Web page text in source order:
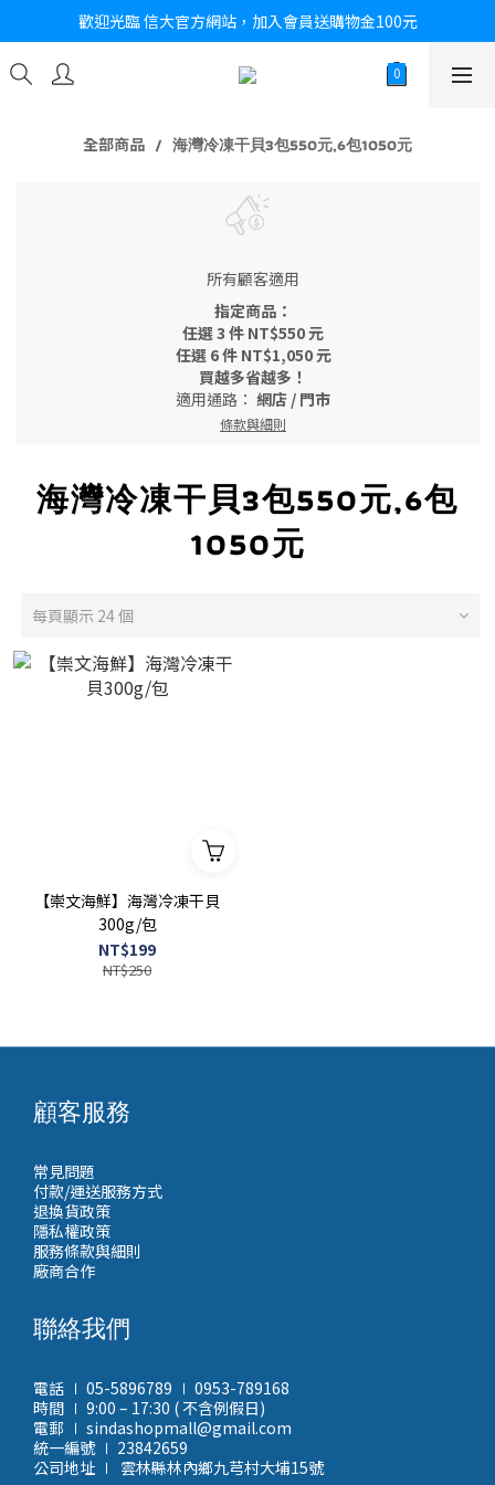
歡迎光臨 信大官方網站，加入會員送購物金100元
全部商品 海灣冷凍干貝3包550元,6包1050元
所有顧客適用
指定商品：
任選 3 件 NT$550 元
任選 6 件 NT$1,050 元
買越多省越多！
適用通路： 網店 / 門市
條款與細則
海灣冷凍干貝3包550元,6包
1050元
每頁顯示 24 個
【崇文海鮮】海灣冷凍干貝
300g/包
NT$199
NT$250
顧客服務
常見問題
付款/運送服務方式
退換貨政策
隱私權政策
服務條款與細則
廠商合作
聯絡我們
電話 ∣ 05-5896789 ∣ 0953-789168
時間 ∣ 9:00 – 17:30 ( 不含例假日)
電郵 ∣ sindashopmall@gmail.com
統一編號 ∣ 23842659
公司地址 ∣ 雲林縣林內鄉九芎村大埔15號